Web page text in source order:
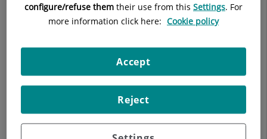
Altres dades (opcional)
configure/refuse them their use from this Settings. For
more information click here: Cookie policy
Reject
Accept